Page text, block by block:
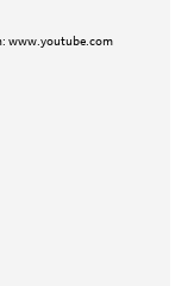
www.youtube.com